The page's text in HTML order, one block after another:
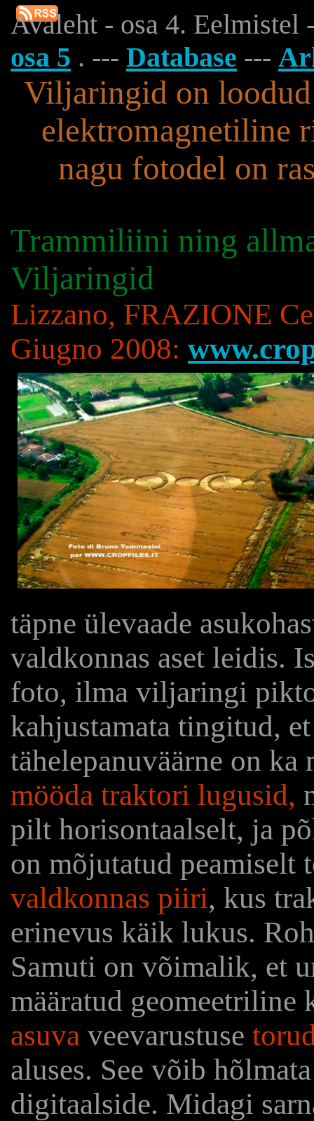
Avaleht - osa 4. Eelmistel
osa 5 . --- Database ---
Viljaringid on
elektromagnetiline
nagu fotodel on
Trammiliini ning
Viljaringid
Lizzano, FRAZIONE
Giugno 2008:
täpne ülevaade
valdkonnas aset leidis.
foto, ilma viljaringi
kahjustamata tingitud,
tähelepanuväärne on
mööda traktori lugusid,
pilt horisontaalselt, ja
on mõjutatud peamiselt
valdkonnas piiri, kus
erinevus käik lukus.
Samuti on võimalik, et
määratud
asuva veevarustuse
aluses. See võib
digitaalside. Midagi